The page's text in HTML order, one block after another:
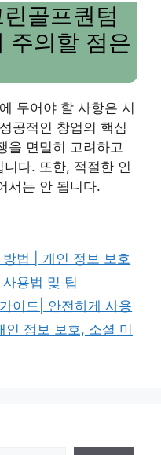
골프퀀텀
주의할 점은
두어야 할 사항은 시
공적인 창업의 핵심
을 면밀히 고려하고
다. 또한, 적절한 인
서는 안 됩니다.
법 | 개인 정보 보호
용법 및 팁
이드| 안전하게 사용
정보 보호, 소셜 미